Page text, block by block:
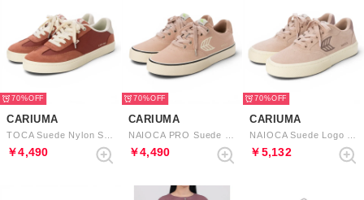
70%
CARIUMA
￥4,490
70%
CARIUMA
￥4,490
70%
CARIUMA
￥5,132